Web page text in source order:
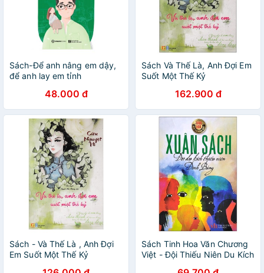
Sách-Để anh nâng em dậy,
để anh lay em tỉnh
48.000 đ
Sách Và Thế Là, Anh Đợi Em
Suốt Một Thế Kỷ
162.900 đ
Sách - Và Thế Là , Anh Đợi
Em Suốt Một Thế Kỷ
Sách Tinh Hoa Văn Chương
Việt - Đội Thiếu Niên Du Kích